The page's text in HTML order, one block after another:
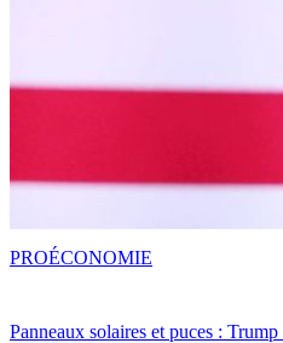
Panneaux solaires et puces :
PROÉCONOMIE